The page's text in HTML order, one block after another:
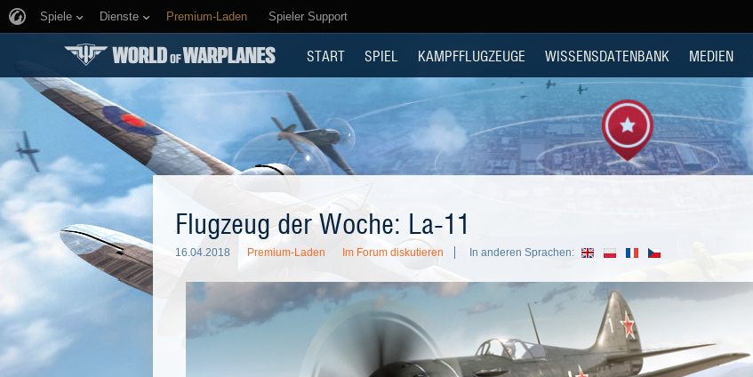
Spiele Dienste Premium-Laden Spieler Support
START SPIEL KAMPFFLUGZEUGE WISSENSDATENBANK MEDIEN
Flugzeug der Woche: La-11
16.04.2018 Premium-Laden Im Forum diskutieren In anderen Sprachen: